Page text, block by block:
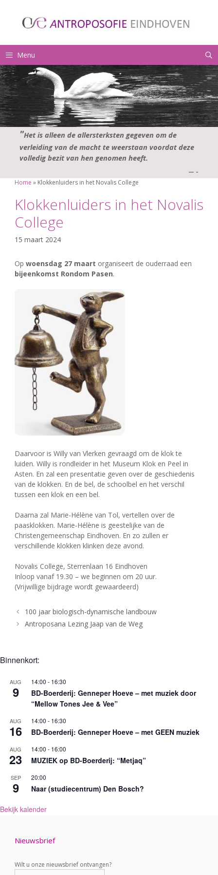
Menu
Het is alleen de allersterksten gegeven om de
verleiding van de macht te weerstaan voordat deze
volledig bezit van hen genomen heeft.
— –
Home » Klokkenluiders in het Novalis College
Klokkenluiders in het Novalis
College
15 maart 2024
Op woensdag 27 maart organiseert de ouderraad een
bijeenkomst Rondom Pasen.
Daarvoor is Willy van Vlerken gevraagd om de klok te
luiden. Willy is rondleider in het Museum Klok en Peel in
Asten. En zal een presentatie geven over de geschiedenis
van de klokken. En de bel, de schoolbel en het verschil
tussen een klok en een bel.
Daarna zal Marie-Hélène van Tol, vertellen over de
paasklokken. Marie-Hélène is geestelijke van de
Christengemeenschap Eindhoven. En zo zullen er
verschillende klokken klinken deze avond.
Novalis College, Sterrenlaan 16 Eindhoven
Inloop vanaf 19.30 – we beginnen om 20 uur.
(Vrijwillige bijdrage wordt gewaardeerd)
100 jaar biologisch-dynamische landbouw
Antroposana Lezing Jaap van de Weg
Binnenkort:
AUG
9
14:00 - 16:30
BD-Boerderij: Genneper Hoeve – met muziek door
“Mellow Tones Jee & Vee”
AUG
16
14:00 - 16:30
BD-Boerderij: Genneper Hoeve – met GEEN muziek
AUG
23
14:00 - 16:00
MUZIEK op BD-Boerderij: “Metjaq”
SEP
9
20:00
Naar (studiecentrum) Den Bosch?
Bekijk kalender
Nieuwsbrief
Wilt u onze nieuwsbrief ontvangen?